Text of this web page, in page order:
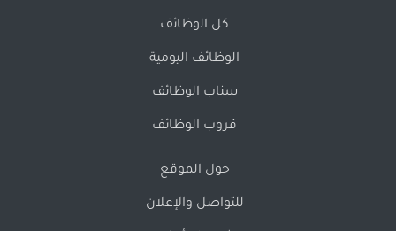
كل الوظائف
الوظائف اليومية
سناب الوظائف
قروب الوظائف
حول الموقع
للتواصل والإعلان